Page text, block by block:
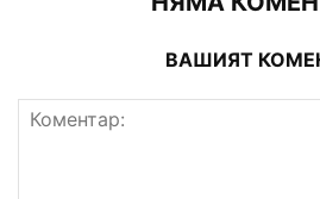
ВАШИЯТ